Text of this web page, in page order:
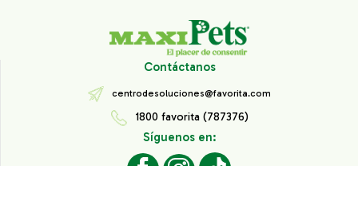
Contáctanos
centrodesoluciones@favorita.com
1800 favorita (787376)
Síguenos en: